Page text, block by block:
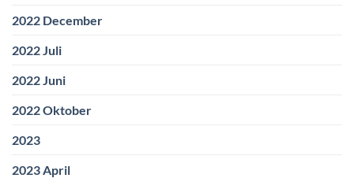
2022 December
2022 Juli
2022 Juni
2022 Oktober
2023
2023 April